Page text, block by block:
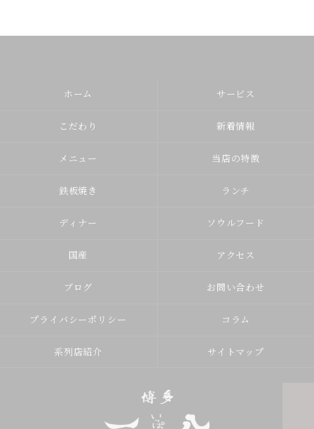
ホーム サービス
こだわり 新着情報
メニュー 当店の特徴
鉄板焼き ランチ
ディナー ソウルフード
国産 アクセス
ブログ お問い合わせ
プライバシーポリシー コラム
系列店紹介 サイトマップ